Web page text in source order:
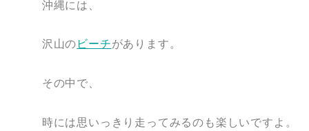
沖縄には、
沢山のビーチがあります。
その中で、
時には思いっきり走ってみるのも楽しいですよ。